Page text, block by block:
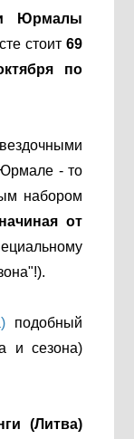
Юрмалы
стоит69
по
- то
набором
от
подобный
и сезона)
(Литва)